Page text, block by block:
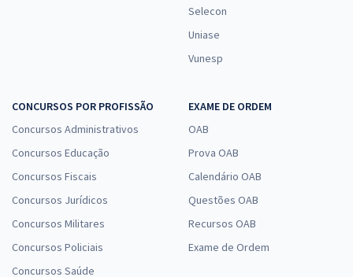
Selecon
Uniase
Vunesp
CONCURSOS POR PROFISSÃO
Concursos Administrativos
Concursos Educação
Concursos Fiscais
Concursos Jurídicos
Concursos Militares
Concursos Policiais
Concursos Saúde
EXAME DE ORDEM
OAB
Prova OAB
Calendário OAB
Questões OAB
Recursos OAB
Exame de Ordem